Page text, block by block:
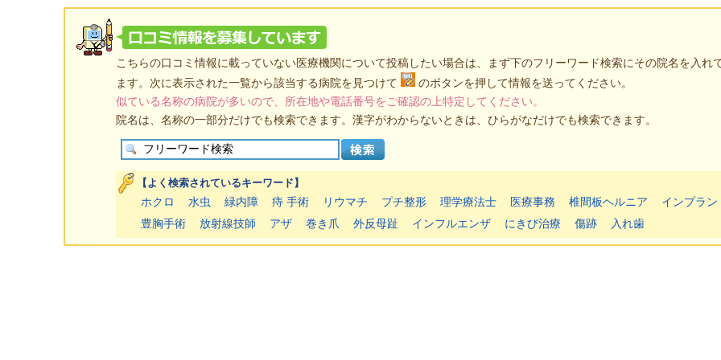
こちらの口コミ情報に載っていない医療機関について投稿したい場合は、まず下のフリーワード検索にその院名を入れ
ます。次に表示された一覧から該当する病院を見つけて
のボタンを押して情報を送ってください。
似ている名称の病院が多いので、所在地や電話番号をご確認の上特定してください。
院名は、名称の一部分だけでも検索できます。漢字がわからないときは、ひらがなだけでも検索できます。
【よく検索されているキーワード】
ホクロ 水虫 緑内障 痔 手術 リウマチ プチ整形 理学療法士 医療事務 椎間板ヘルニア
インプラン
豊胸手術
放射線技師 アザ 巻き爪 外反母趾 インフルエンザ にきび治療 傷跡 入れ歯